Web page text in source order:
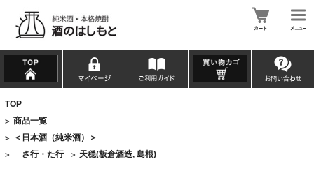
TOP
> 商品一覧
> ＜日本酒（純米酒）＞
> さ行・た行 > 天穏(板倉酒造, 島根)